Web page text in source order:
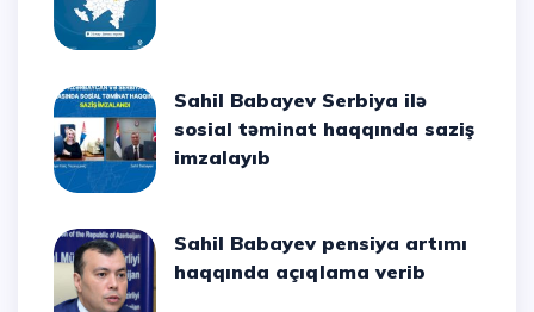
Sahil Babayev Serbiya ilə
sosial təminat haqqında saziş
imzalayıb
Sahil Babayev pensiya artımı
haqqında açıqlama verib